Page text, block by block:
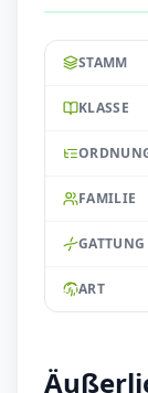
STAMM
KLASSE
FAMILIE
GATTUNG
ART